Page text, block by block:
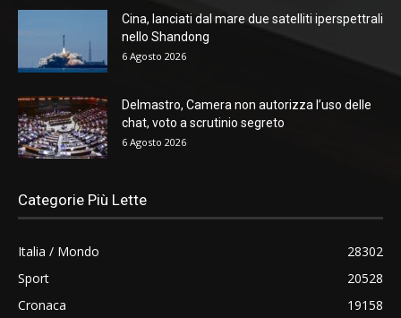
Cina, lanciati dal mare due satelliti iperspettrali
nello Shandong
6 Agosto 2026
Delmastro, Camera non autorizza l’uso delle
chat, voto a scrutinio segreto
6 Agosto 2026
Categorie Più Lette
Italia / Mondo
28302
Sport
20528
Cronaca
19158